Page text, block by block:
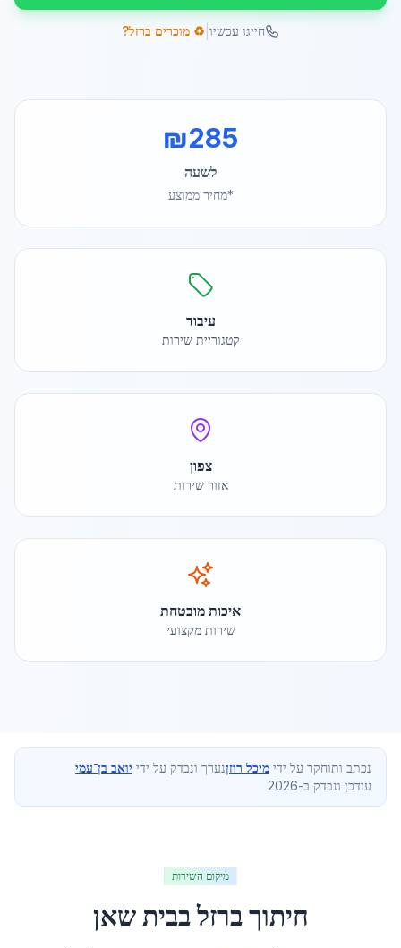
חייגו עכשיו ♻️ מוכרים ברזל?
₪285
לשעה
*מחיר ממוצע
עיבוד
קטגוריית שירות
צפון
אזור שירות
איכות מובטחת
שירות מקצועי
נכתב ותוחקר על ידי מיכל רוזןנערך ונבדק על ידי יואב בן־עמי
עודכן ונבדק ב-2026
מיקום השירות
חיתוך ברזלבבית שאן